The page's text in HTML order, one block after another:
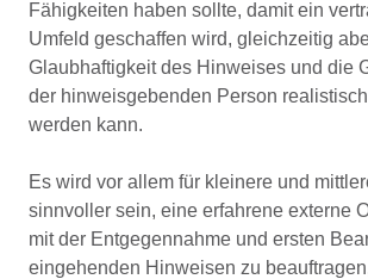
Fähigkeiten haben sollte, damit ein
Umfeld geschaffen wird, gleichzeitig
Glaubhaftigkeit des Hinweises und die
der hinweisgebenden Person
werden kann.
Es wird vor allem für kleinere und
sinnvoller sein, eine erfahrene externe
mit der Entgegennahme und ersten
eingehenden Hinweisen zu